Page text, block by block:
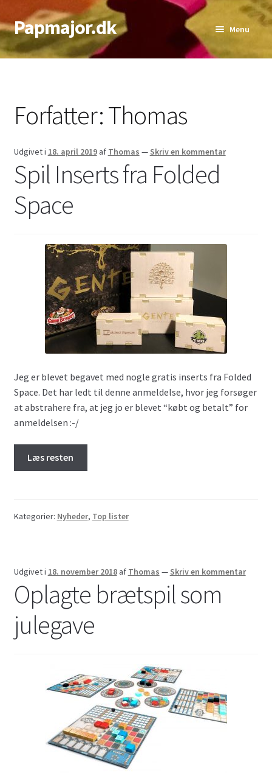
Spring
til
navigation
Spring
til
indhold
Papmajor.dk Menu
Alder
Udfold
Sværhedsgrad
Antal Spillere
Bedste Antal
Top lister
Forfatter:Thomas
Udgivet i 18. april 2019 af Thomas — Skriv en kommentar
Spil Inserts fra Folded
Space
Jeg er blevet begavet med nogle gratis inserts fra Folded
Space. Det har ledt til denne anmeldelse, hvor jeg forsøger
at abstrahere fra, at jeg jo er blevet “købt og betalt” for
anmeldelsen :-/
Læs resten
Kategorier: Nyheder, Top lister
Udgivet i 18. november 2018 af Thomas — Skriv en kommentar
Oplagte brætspil som
julegave